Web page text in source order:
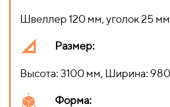
Швеллер 120 мм, уголок 25
Размер:
Высота: 3100 мм, Ширина:
Форма: